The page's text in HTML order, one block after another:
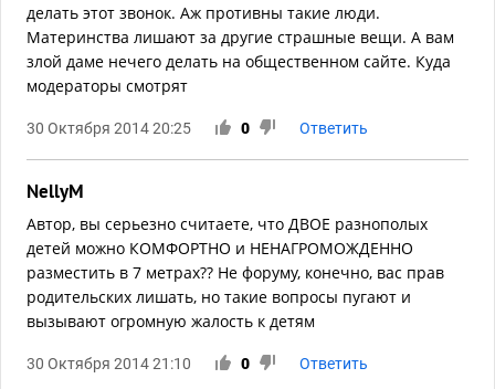
делать этот звонок. Аж противны такие люди.
Материнства лишают за другие страшные вещи. А вам
злой даме нечего делать на общественном сайте. Куда
модераторы смотрят
30 Октября 2014 20:25 0 Ответить
NellyM
Автор, вы серьезно считаете, что ДВОЕ разнополых
детей можно КОМФОРТНО и НЕНАГРОМОЖДЕННО
разместить в 7 метрах?? Не форуму, конечно, вас прав
родительских лишать, но такие вопросы пугают и
вызывают огромную жалость к детям
30 Октября 2014 21:10 0 Ответить